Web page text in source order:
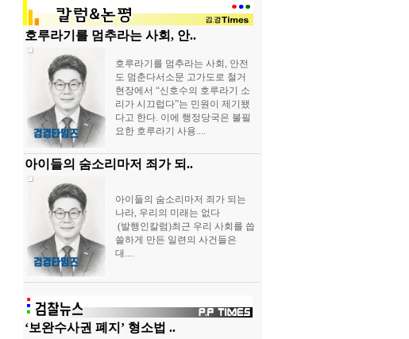
호루라기를 멈추라는 사회, 안..
호루라기를 멈추라는 사회, 안전
도 멈춘다서소문 고가도로 철거
현장에서 “신호수의 호루라기 소
리가 시끄럽다”는 민원이 제기됐
다고 한다. 이에 행정당국은 불필
요한 호루라기 사용....
아이들의 숨소리마저 죄가 되..
아이들의 숨소리마저 죄가 되는
나라, 우리의 미래는 없다
(발행인칼럼)최근 우리 사회를 씁
쓸하게 만든 일련의 사건들은
대....
‘보완수사권 폐지’ 형소법 ..